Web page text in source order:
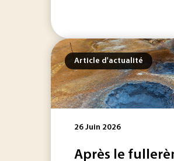
Article d'actualité
26 Juin 2026
Après le